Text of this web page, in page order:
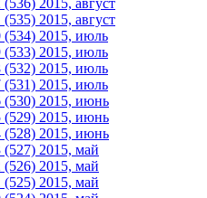
2015, август
(534) 2015, июль
(533) 2015, июль
(532) 2015, июль
(531) 2015, июль
(530) 2015, июнь
(529) 2015, июнь
(528) 2015, июнь
2015, май
2015, май
2015, май